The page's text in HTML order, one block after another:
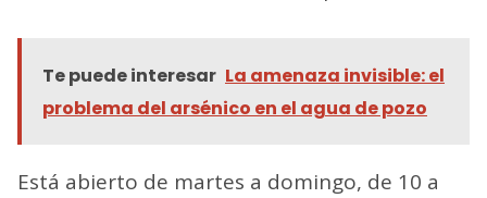
Te puede interesar La amenaza invisible: el
problema del arsénico en el agua de pozo
Está abierto de martes a domingo, de 10 a